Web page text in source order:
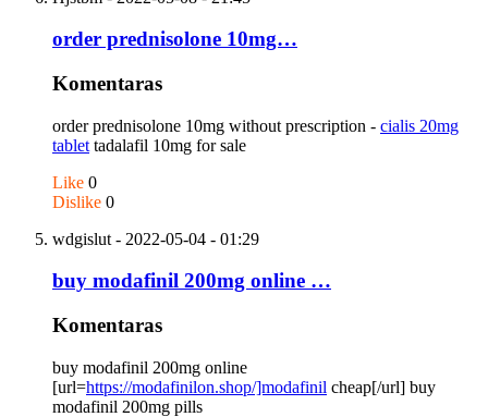
order prednisolone 10mg…
Komentaras
order prednisolone 10mg without prescription - cialis 20mg
tablet tadalafil 10mg for sale
Like 0
Dislike 0
wdgislut - 2022-05-04 - 01:29
buy modafinil 200mg online …
Komentaras
buy modafinil 200mg online
[url=https://modafinilon.shop/]modafinil cheap[/url] buy
modafinil 200mg pills